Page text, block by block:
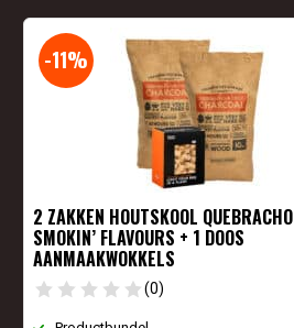
-11%
2 ZAKKEN HOUTSKOOL QUEBRACHO
SMOKIN’ FLAVOURS + 1 DOOS
AANMAAKWOKKELS
(0)